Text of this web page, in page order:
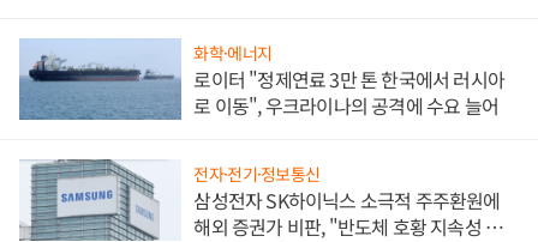
화학·에너지
로이터 "정제연료 3만 톤 한국에서 러시아
로 이동", 우크라이나의 공격에 수요 늘어
전자·전기·정보통신
삼성전자 SK하이닉스 소극적 주주환원에
해외 증권가 비판, "반도체 호황 지속성 의